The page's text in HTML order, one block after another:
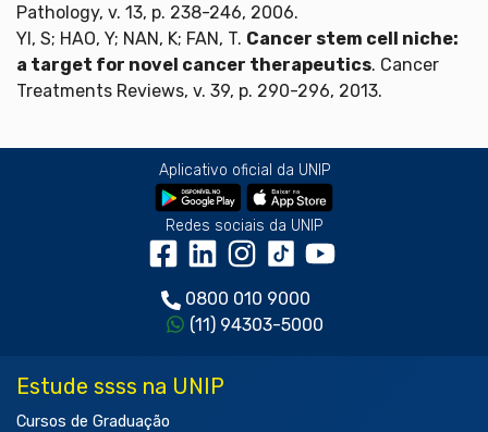
Pathology, v. 13, p. 238-246, 2006.
YI, S; HAO, Y; NAN, K; FAN, T. Cancer stem cell niche:
a target for novel cancer therapeutics. Cancer
Treatments Reviews, v. 39, p. 290-296, 2013.
Aplicativo oficial da UNIP
Redes sociais da UNIP
0800 010 9000
(11) 94303-5000
Estude ssss na UNIP
Cursos de Graduação